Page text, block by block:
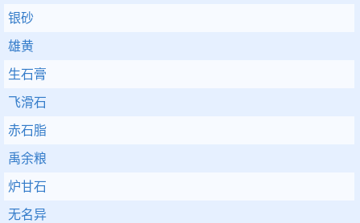
银砂
雄黄
生石膏
飞滑石
赤石脂
禹余粮
炉甘石
无名异